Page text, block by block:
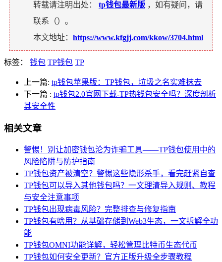
转载请注明出处： tp钱包最新版 ，如有疑问，请
联系（）。
本文地址： https://www.kfgjj.com/kkow/3704.html
标签： 钱包 TP钱包 TP
上一篇: tp钱包苹果版：TP钱包，垃圾之名实难抹去
下一篇 : tp钱包2.0官网下载-TP热钱包安全吗？深度剖析
其安全性
相关文章
警惕！别让加密钱包沦为诈骗工具——TP钱包使用中的
风险陷阱与防护指南
TP钱包资产被清空？警惕这些隐形杀手，看完赶紧自查
TP钱包可以导入其他钱包吗？一文理清导入规则、教程
与安全注意事项
TP钱包出现病毒风险？完整排查与修复指南
TP钱包有啥用？从基础存储到Web3生态，一文拆解全功
能
TP钱包OMNI功能详解，轻松管理比特币生态代币
TP钱包如何安全更新？官方正版升级全步骤教程